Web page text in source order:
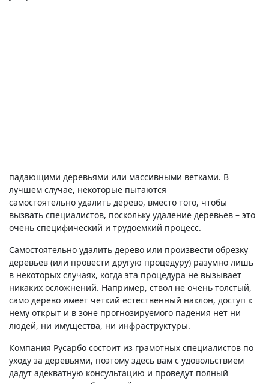
падающими деревьями или массивными ветками. В
лучшем случае, некоторые пытаются
самостоятельно удалить дерево, вместо того, чтобы
вызвать специалистов, поскольку удаление деревьев – это
очень специфический и трудоемкий процесс.
Самостоятельно удалить дерево или произвести обрезку
деревьев (или провести другую процедуру) разумно лишь
в некоторых случаях, когда эта процедура не вызывает
никаких осложнений. Например, ствол не очень толстый,
само дерево имеет четкий естественный наклон, доступ к
нему открыт и в зоне прогнозируемого падения нет ни
людей, ни имущества, ни инфраструктуры.
Компания Русарбо состоит из грамотных специалистов по
уходу за деревьями, поэтому здесь вам с удовольствием
дадут адекватную консультацию и проведут полный